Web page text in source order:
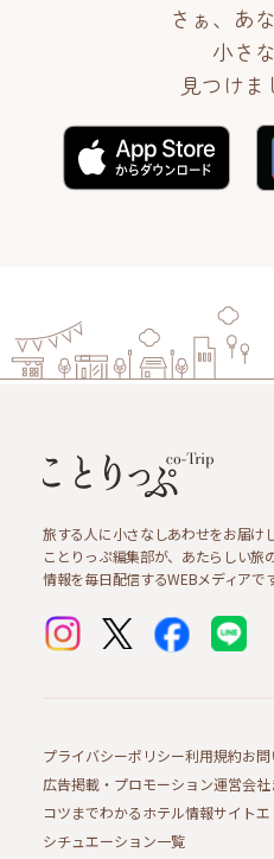
さぁ、あ
小さ
見つけ
旅する人に小さなしあわせをお届けし
ことりっぷ編集部が、あたらしい旅
情報を毎日配信するWEBメディアです
プライバシーポリシー利用規約お
広告掲載・プロモーション運営会社
コツまでわかるホテル情報サイトエ
シチュエーション一覧